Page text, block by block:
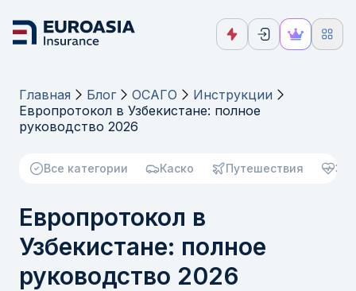
Главная Блог ОСАГО
Инструкции
Европротокол в Узбекистане: полное
руководство 2026
Все категории Каско Путешествия
Европротокол в
Узбекистане: полное
руководство 2026